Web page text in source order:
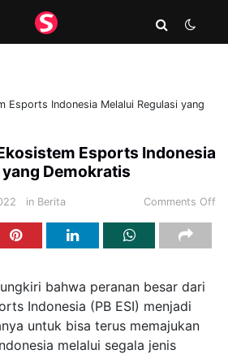
Esports Indonesia Melalui Regulasi yang
Esports Indonesia
Demokratis
in Berita Comments Off
bahwa peranan besar dari
Indonesia (PB ESI) menjadi
untuk bisa terus memajukan
melalui segala jenis